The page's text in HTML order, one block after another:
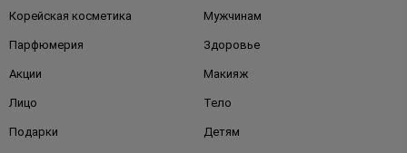
Корейская косметика Мужчинам
Парфюмерия Здоровье
Акции Макияж
Лицо Тело
Подарки Детям